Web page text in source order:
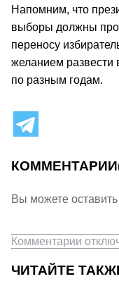
Напомним, что
выборы должны
переносу
желанием развести
по разным годам.
КОММЕНТАРИИ
Вы можете
Комментарии
ЧИТАЙТЕ